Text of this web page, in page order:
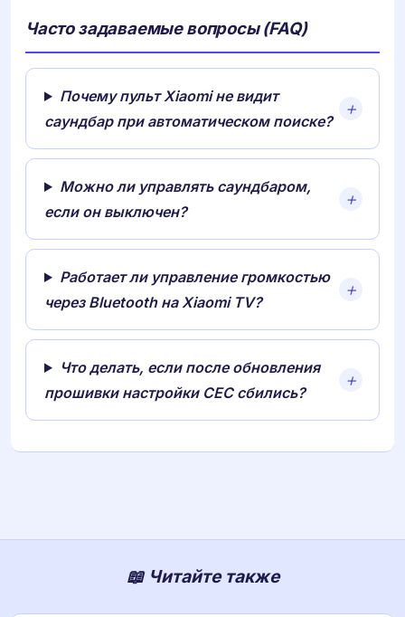
Часто задаваемые вопросы (FAQ)
Почему пульт Xiaomi не видит
саундбар при автоматическом поиске?
Можно ли управлять саундбаром,
если он выключен?
Работает ли управление громкостью
через Bluetooth на Xiaomi TV?
Что делать, если после обновления
прошивки настройки CEC сбились?
📖 Читайте также